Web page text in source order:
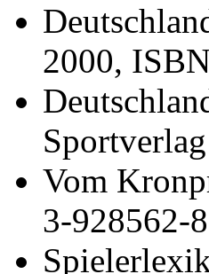
2000,
Vom
3-928562-